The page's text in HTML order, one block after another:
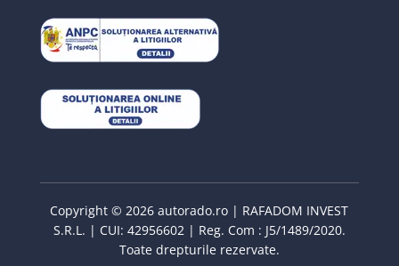
Copyright © 2026 autorado.ro | RAFADOM INVEST
S.R.L. | CUI: 42956602 | Reg. Com : J5/1489/2020.
Toate drepturile rezervate.